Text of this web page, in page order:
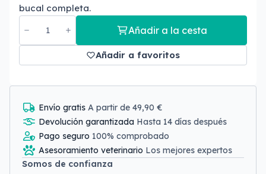
bucal completa.
Añadir a la cesta
Añadir a favoritos
Envío gratis A partir de 49,90 €
Devolución garantizada Hasta 14 días después
Pago seguro 100% comprobado
Asesoramiento veterinario Los mejores expertos
Somos de confianza